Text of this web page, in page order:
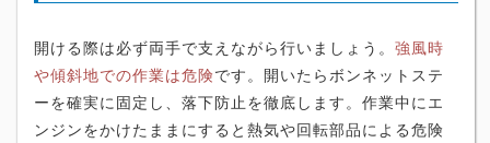
開ける際は必ず両手で支えながら行いましょう。 強風時
や傾斜地での作業は危険です。開いたらボンネットステ
ーを確実に固定し、落下防止を徹底します。作業中にエ
ンジンをかけたままにすると熱気や回転部品による危険